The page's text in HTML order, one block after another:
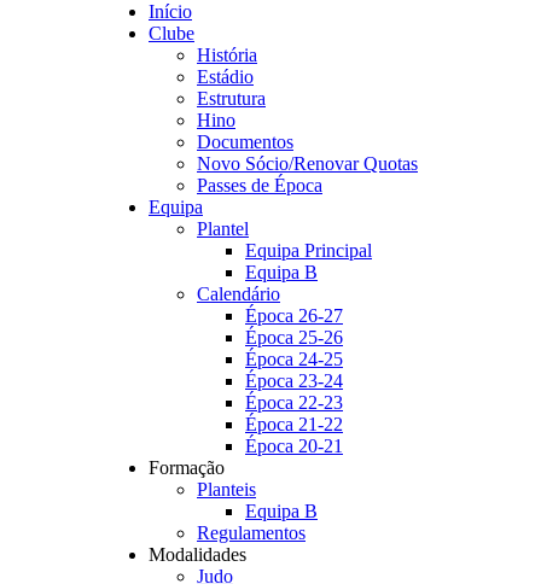
Início
Clube
História
Estádio
Estrutura
Hino
Documentos
Novo Sócio/Renovar Quotas
Passes de Época
Equipa
Plantel
Equipa Principal
Equipa B
Calendário
Época 26-27
Época 25-26
Época 24-25
Época 23-24
Época 22-23
Época 21-22
Época 20-21
Formação
Planteis
Equipa B
Regulamentos
Modalidades
Judo